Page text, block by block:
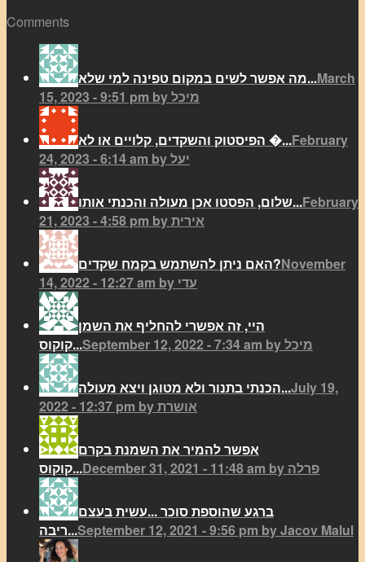
Comments
מה אפשר לשים במקום טפינה למי שלא...March
15, 2023 - 9:51 pm by מיכל
הפיסטוק והשקדים, קלויים או לא �...February
24, 2023 - 6:14 am by יעל
שלום, הפסטו אכן מעולה והכנתי אותו...February
21, 2023 - 4:58 pm by אירית
האם ניתן להשתמש בקמח שקדים?November
14, 2022 - 12:27 am by עדי
היי, זה אפשרי להחליף את השמן
קוקוס...
September 12, 2022 - 7:34 am by מיכל
הכנתי בתנור ולא מטוגן ויצא מעולה...July 19,
2022 - 12:37 pm by אושרת
אפשר להמיר את השמנת בקרם
קוקוס...
December 31, 2021 - 11:48 am by פרלה
ברגע שהוספת סוכר ...עשית בעצם
ריבה...September 12, 2021 - 9:56 pm by Jacov Malul